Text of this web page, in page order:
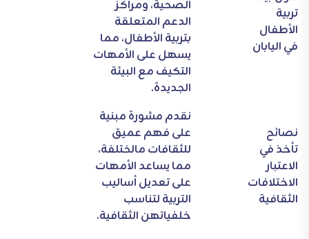
تربية
الأطفال
في اليابان
الصحية، ومراكز
الدعم المتعلقة
بتربية الأطفال، مما
يسهل على الأمهات
التكيف مع البيئة
الجديدة.
نصائح
تأخذ في
الاعتبار
الاختلافات
الثقافية
نقدم مشورة مبنية
على فهم عميق
للثقافات مالختلفة،
مما يساعد الأمهات
على تعديل أساليب
التربية لتناسب
خلفياتهن الثقافية.